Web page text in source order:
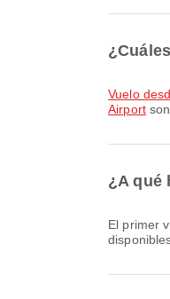
Vuelo
Airportson
¿A qué
El primer vuelo a Sharjah International Airport con Biman Bangladesh Airlines sale a las 18:55. Puedes consultar este horario y comparar otras opciones de vuelo